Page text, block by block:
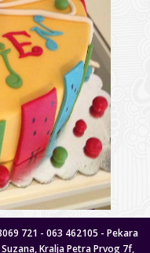
721 - 063 462105 - Pekara
Kralja Petra Prvog 7f,